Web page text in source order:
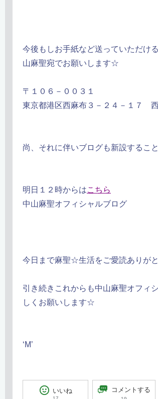
今後もしお手紙など送っていただけ
山麻聖宛でお願いします☆
〒１０６－００３１
東京都港区西麻布３－２４－１７
尚、それに伴いブログも新設するこ
明日１２時からはこちら
中山麻聖オフィシャルブログ
今日まで麻聖☆生活をご愛読ありが
引き続きこれからも中山麻聖オフィ
しくお願いします☆
‘M’
いいね コメントする